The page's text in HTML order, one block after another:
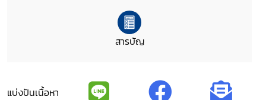
สารบัญ
แบ่งปันเนื้อหา